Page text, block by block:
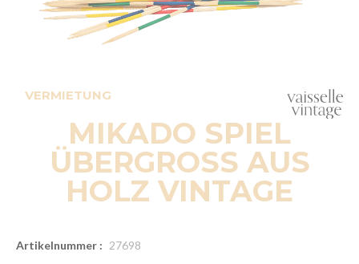
VERMIETUNG
MIKADO SPIEL
ÜBERGROSS AUS
HOLZ VINTAGE
Artikelnummer : 27698